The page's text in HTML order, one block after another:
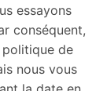
essayons
conséquent,
de
nous vous